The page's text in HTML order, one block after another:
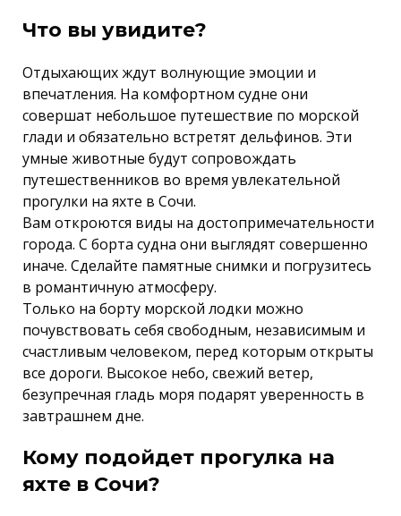
Что вы увидите?
Отдыхающих ждут волнующие эмоции и
впечатления. На комфортном судне они
совершат небольшое путешествие по морской
глади и обязательно встретят дельфинов. Эти
умные животные будут сопровождать
путешественников во время увлекательной
прогулки на яхте в Сочи.
Вам откроются виды на достопримечательности
города. С борта судна они выглядят совершенно
иначе. Сделайте памятные снимки и погрузитесь
в романтичную атмосферу.
Только на борту морской лодки можно
почувствовать себя свободным, независимым и
счастливым человеком, перед которым открыты
все дороги. Высокое небо, свежий ветер,
безупречная гладь моря подарят уверенность в
завтрашнем дне.
Кому подойдет прогулка на
яхте в Сочи?